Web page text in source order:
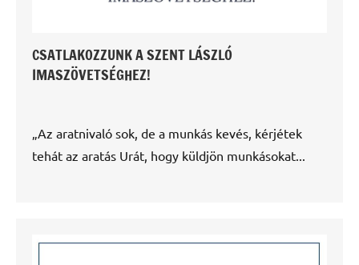
CSATLAKOZZUNK A SZENT LÁSZLÓ
IMASZÖVETSÉGHEZ!
„Az aratnivaló sok, de a munkás kevés, kérjétek
tehát az aratás Urát, hogy küldjön munkásokat...